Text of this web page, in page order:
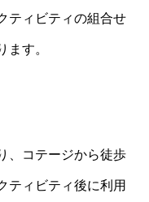
ティビティの組合せ
ます。
、コテージから徒歩
ティビティ後に利用